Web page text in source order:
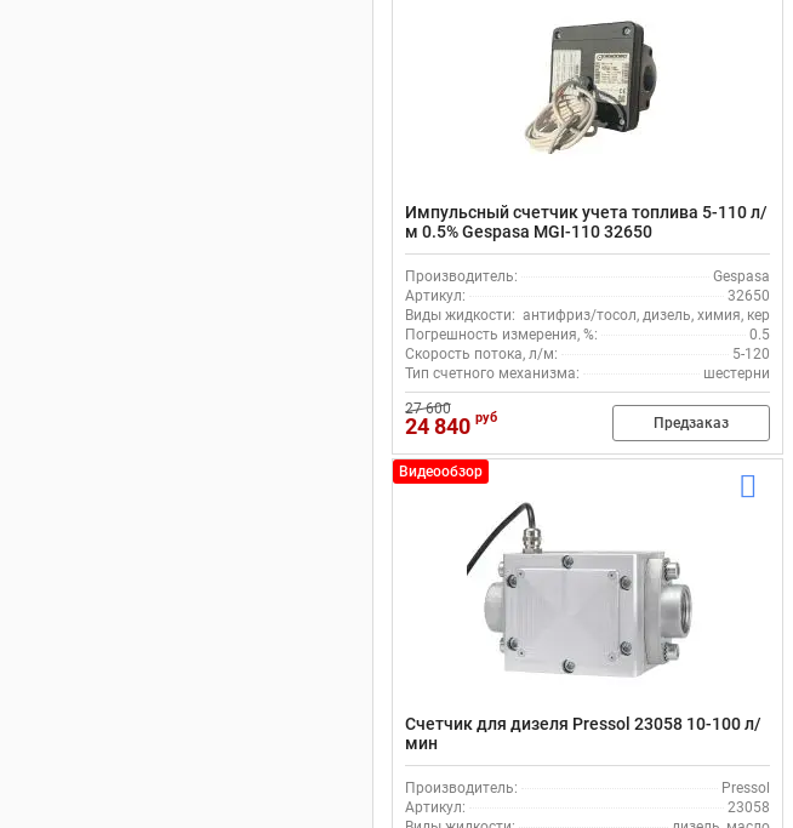
Импульсный счетчик учета топлива 5-110 л/
м 0.5% Gespasa MGI-110 32650
Производитель:
Gespasa
Артикул:
32650
Виды жидкости: антифриз/тосол, дизель, химия,
Погрешность измерения, %:
0.5
Скорость потока, л/м:
5-120
Тип счетного механизма:
шестерни
27 600
24 840 руб Предзаказ
Видеообзор
Счетчик для дизеля Pressol 23058 10-100 л/
мин
Производитель:
Pressol
Артикул:
23058